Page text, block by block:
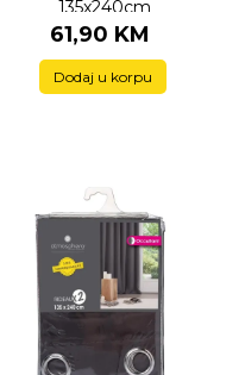
135x240cm
61,90 KM
Dodaj u korpu